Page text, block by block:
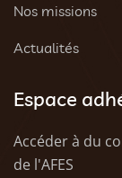
Nos missions
Actualités
Espace
Accéder à du
de l'AFES